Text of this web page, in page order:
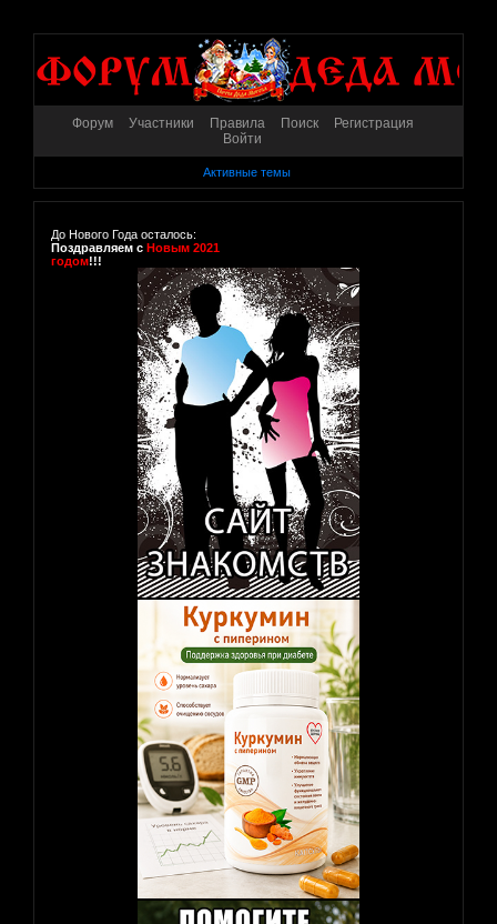
Форум Участники Правила Поиск
Регистрация
Войти
Активные темы
До Нового Года осталось:
Поздравляем с Новым 2021
годом!!!